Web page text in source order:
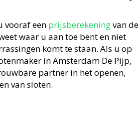
vooraf een prijsberekeningvan de
waar u aan toe bent en niet
komt te staan. Als u op
in Amsterdam De Pijp,
partner in het openen,
van sloten.